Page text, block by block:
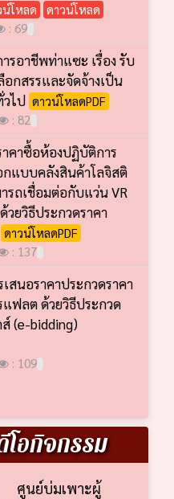
น์โหลด
ดาวน์โหลด
: 69
รอาชีพท่าแซะ เรื่อง รับ
กสรรและจัดจ้างเป็น
ไป ดาวน์โหลดPDF
: 82
คาซื้อห้องปฏิบัติการ
กแบบคลังสินค้าโลจิสติ
รถเชื่อมต่อกับแว่น VR
ยวิธีประกวดราคา
ดาวน์โหลดPDF
: 137
สนอราคาประกวดราคา
แฟลต ด้วยวิธีประกวด
(e-bidding)
: 109
อกิจกรรม
ศูนย์บ่มเพาะผู้